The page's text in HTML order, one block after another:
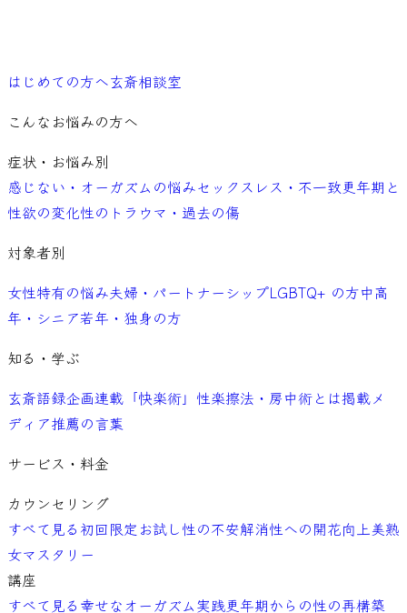
はじめての方へ玄斎相談室
こんなお悩みの方へ
症状・お悩み別
感じない・オーガズムの悩みセックスレス・不一致更年期と
性欲の変化性のトラウマ・過去の傷
対象者別
女性特有の悩み夫婦・パートナーシップLGBTQ+ の方中高
年・シニア若年・独身の方
知る・学ぶ
玄斎語録企画連載「快楽術」 性楽擦法・房中術とは掲載メ
ディア推薦の言葉
サービス・料金
カウンセリング
すべて見る 初回限定お試し性の不安解消性への開花向上美熟
女マスタリー
講座
すべて見る 幸せなオーガズム実践更年期からの性の再構築